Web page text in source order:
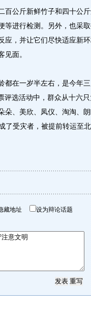
公斤新鲜竹子和四十公斤
等进行检测。另外，也采
应，并让它们尽快适应新
见面。
在一岁半左右，是今年三
选活动中，群众从十六只
朵、美欣、凤仪、淘淘、
了受灾者，被提前转运至北
藏地址 设为辩论话题